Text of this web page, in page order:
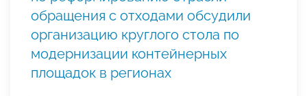
обращения с отходами обсудили
организацию круглого стола по
модернизации контейнерных
площадок в регионах